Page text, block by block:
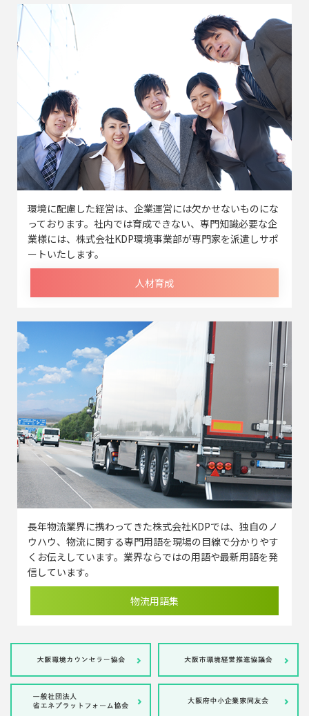
環境に配慮した経営は、企業運営には欠かせないものにな
っております。社内では育成できない、専門知識必要な企
業様には、株式会社KDP環境事業部が専門家を派遣しサポ
ートいたします。
人材育成
長年物流業界に携わってきた株式会社KDPでは、独自のノ
ウハウ、物流に関する専門用語を現場の目線で分かりやす
くお伝えしています。業界ならではの用語や最新用語を発
信しています。
物流用語集